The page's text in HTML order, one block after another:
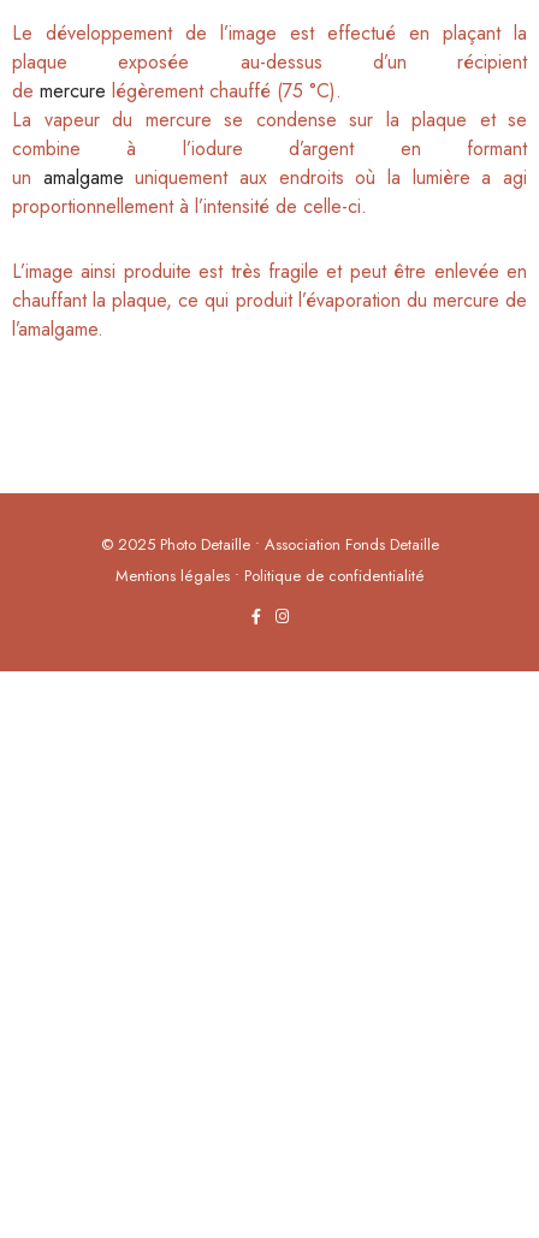
Le développement de l’image est effectué en plaçant la
plaque exposée au-dessus d’un récipient
de mercure légèrement chauffé (75 °C).
La vapeur du mercure se condense sur la plaque et se
combine à l’iodure d’argent en formant
un amalgame uniquement aux endroits où la lumière a agi
proportionnellement à l’intensité de celle-ci.
L’image ainsi produite est très fragile et peut être enlevée en
chauffant la plaque, ce qui produit l’évaporation du mercure de
l’amalgame.
© 2025 Photo Detaille • Association Fonds Detaille
Mentions légales • Politique de confidentialité